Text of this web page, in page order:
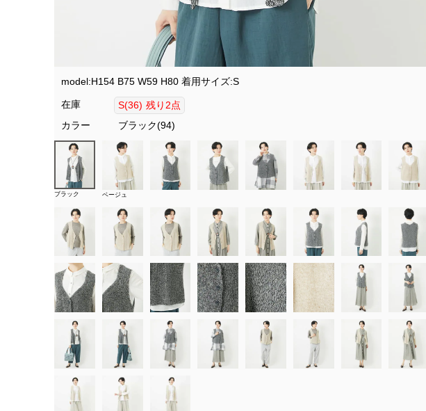
model:H154 B75 W59 H80 着用サイズ:S
在庫 S(36) 残り2点
カラー
ブラック(94)
ブラック ベージュ